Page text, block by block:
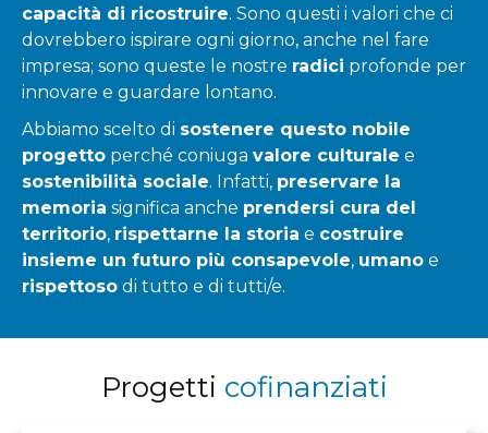
capacità di ricostruire. Sono questi i valori che ci
dovrebbero ispirare ogni giorno, anche nel fare
impresa; sono queste le nostre radici profonde per
innovare e guardare lontano.
Abbiamo scelto di sostenere questo nobile
progetto perché coniuga valore culturale e
sostenibilità sociale. Infatti, preservare la
memoria significa anche prendersi cura del
territorio, rispettarne la storia e costruire
insieme un futuro più consapevole, umano e
rispettoso di tutto e di tutti/e.
Progetti cofinanziati